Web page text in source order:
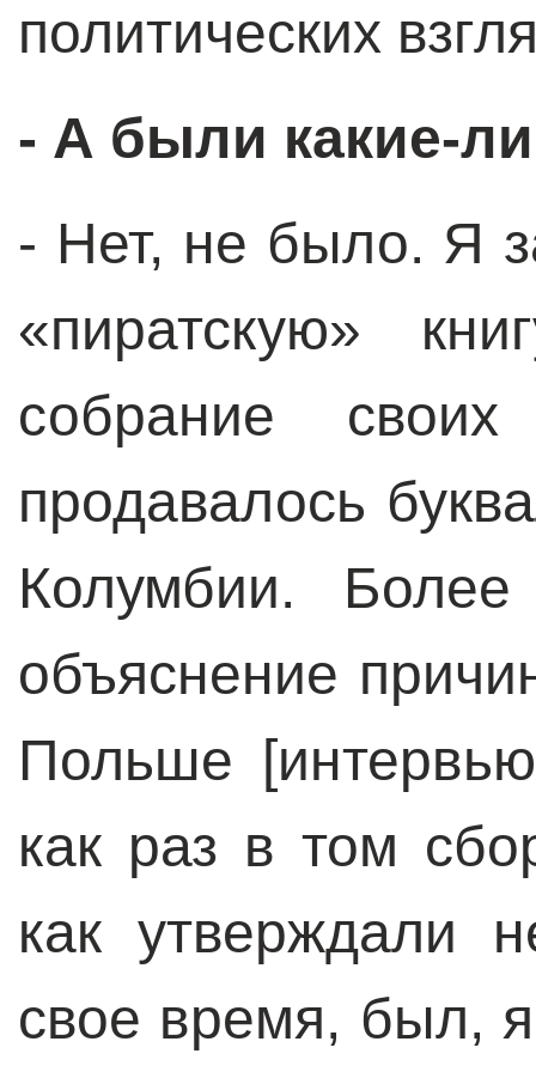
политических
- А были какие-
- Нет, не было. Я
«пиратскую»
собрание
продавалось
Колумбии.
объяснение
Польше
как раз в том
как утверждали
свое время, был,